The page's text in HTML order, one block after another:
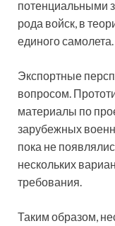
потенциальными
рода войск, в
единого самолета.
Экспортные
вопросом.
материалы по
зарубежных
пока не
нескольких
требования.
Таким образом,